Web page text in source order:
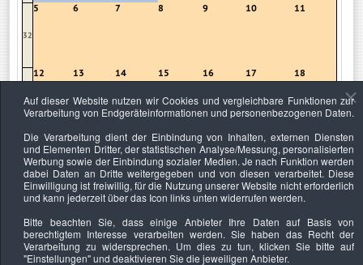
32
5 6 7 8 9 10 11
33
12 13 14 15 16 17 18
34
19 20 21 22 23
Erfolgreich
als ...
24
Professionelle
...
25
Auftritt des
Sa ...
35
26 27 28 29 30 31 1
Auf dieser Website nutzen wir Cookies und vergleichbare Funktionen zur
Verarbeitung von Endgeräteinformationen und personenbezogenen Daten.
Die Verarbeitung dient der Einbindung von Inhalten, externen Diensten
und Elementen Dritter, der statistischen Analyse/Messung, personalisierten
Werbung sowie der Einbindung sozialer Medien. Je nach Funktion werden
dabei Daten an Dritte weitergegeben und von diesen verarbeitet. Diese
Einwilligung ist freiwillig, für die Nutzung unserer Website nicht erforderlich
und kann jederzeit über das Icon links unten widerrufen werden.
Bitte beachten Sie, dass einige Anbieter Ihre Daten auf Basis von
berechtigtem Interesse verarbeiten werden. Sie haben das Recht der
Verarbeitung zu widersprechen. Um dies zu tun, klicken Sie bitte auf
"Einstellungen"und deaktivieren Sie die jeweiligen Anbieter.